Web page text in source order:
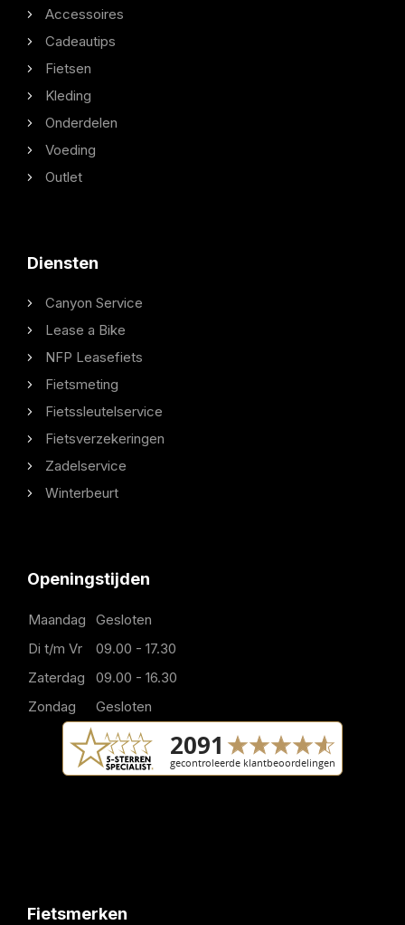
Accessoires
Cadeautips
Fietsen
Kleding
Onderdelen
Voeding
Outlet
Diensten
Canyon Service
Lease a Bike
NFP Leasefiets
Fietsmeting
Fietssleutelservice
Fietsverzekeringen
Zadelservice
Winterbeurt
Openingstijden
Maandag
Gesloten
Di t/m Vr
09.00 - 17.30
Zaterdag
09.00 - 16.30
Zondag
Gesloten
Fietsmerken